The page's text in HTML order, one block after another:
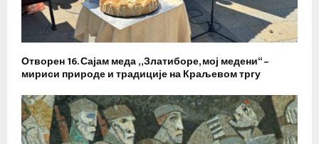
Отворен 16. Сајам меда „Златиборе, мој медени“ –
мириси природе и традиције на Краљевом тргу